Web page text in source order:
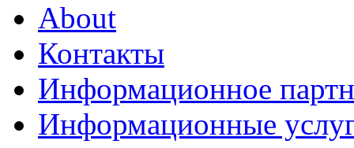
About
Контакты
Информационное
Информационные